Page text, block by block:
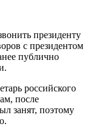
президенту
с президентом
публично
российского
после
занят, поэтому